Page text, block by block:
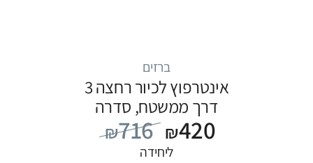
ברזים
אינטרפוץ לכיור רחצה 3
דרך ממשטח, סדרה
FLOW: כרום
₪716 ₪420
ליחידה